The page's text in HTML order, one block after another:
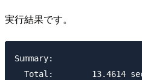
実行結果です。
Summary:
  Total:	13.4614 secs